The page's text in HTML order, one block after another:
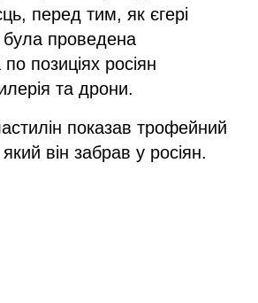
перед тим, як єгері
проведена
позиціях росіян
та дрони.
показав трофейний
він забрав у росіян.